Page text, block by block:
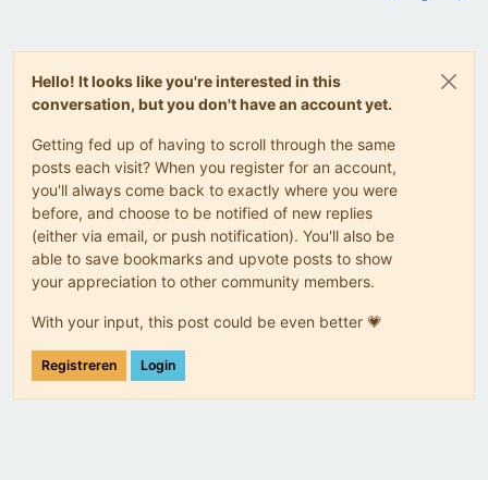
Hello! It looks like you're interested in this
conversation, but you don't have an account yet.
Getting fed up of having to scroll through the same
posts each visit? When you register for an account,
you'll always come back to exactly where you were
before, and choose to be notified of new replies
(either via email, or push notification). You'll also be
able to save bookmarks and upvote posts to show
your appreciation to other community members.
With your input, this post could be even better 💗
Registreren Login